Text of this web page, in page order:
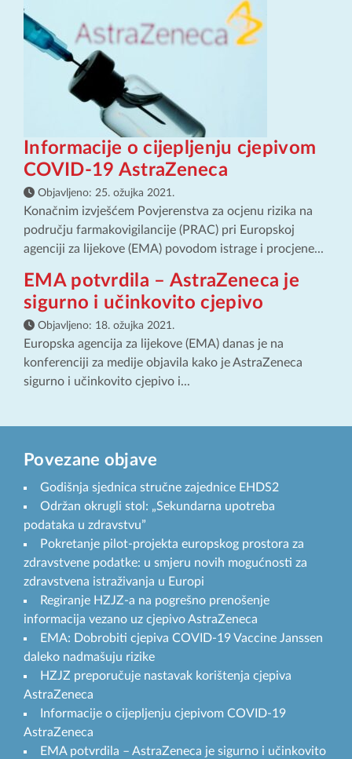
Informacije o cijepljenju cjepivom
COVID-19 AstraZeneca
Objavljeno: 25. ožujka 2021.
Konačnim izvješćem Povjerenstva za ocjenu rizika na
području farmakovigilancije (PRAC) pri Europskoj
agenciji za lijekove (EMA) povodom istrage i procjene...
EMA potvrdila – AstraZeneca je
sigurno i učinkovito cjepivo
Objavljeno: 18. ožujka 2021.
Europska agencija za lijekove (EMA) danas je na
konferenciji za medije objavila kako je AstraZeneca
sigurno i učinkovito cjepivo i...
Povezane objave
Godišnja sjednica stručne zajednice EHDS2
Održan okrugli stol: „Sekundarna upotreba
podataka u zdravstvu”
Pokretanje pilot-projekta europskog prostora za
zdravstvene podatke: u smjeru novih mogućnosti za
zdravstvena istraživanja u Europi
Regiranje HZJZ-a na pogrešno prenošenje
informacija vezano uz cjepivo AstraZeneca
EMA: Dobrobiti cjepiva COVID-19 Vaccine Janssen
daleko nadmašuju rizike
HZJZ preporučuje nastavak korištenja cjepiva
AstraZeneca
Informacije o cijepljenju cjepivom COVID-19
AstraZeneca
EMA potvrdila – AstraZeneca je sigurno i učinkovito